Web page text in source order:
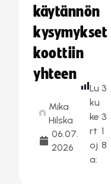
käytännön
kysymykset
koottiin
yhteen
Mika
Hilska
06.07.
2026
Lu
ku
ke
rt
oj
a:
3
3
1
8